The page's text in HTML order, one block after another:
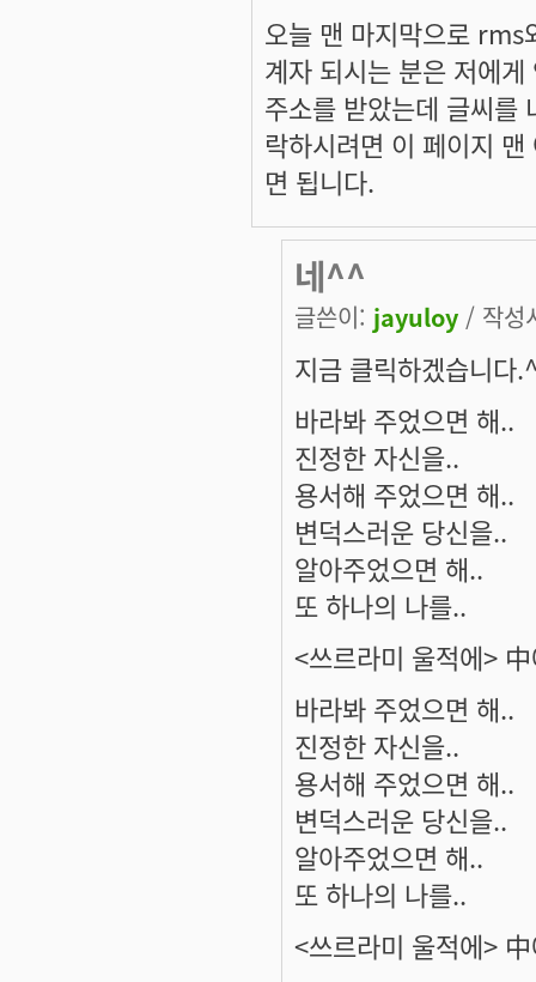
오늘 맨 마지막으로 rms
계자 되시는 분은 저에
주소를 받았는데 글씨를
락하시려면 이 페이지
면 됩니다.
네^^
글쓴이: jayuloy / 작성
지금 클릭하겠습니다
바라봐 주었으면 해..
진정한 자신을..
용서해 주었으면 해..
변덕스러운 당신을..
알아주었으면 해..
또 하나의 나를..
<쓰르라미 울적에>
바라봐 주었으면 해..
진정한 자신을..
용서해 주었으면 해..
변덕스러운 당신을..
알아주었으면 해..
또 하나의 나를..
<쓰르라미 울적에>